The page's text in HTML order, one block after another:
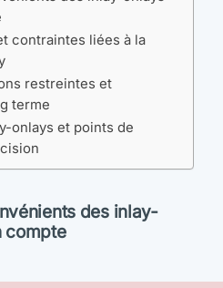
contraintes liées à la
restreintes et
terme
onlays et points de
des inlay-
compte